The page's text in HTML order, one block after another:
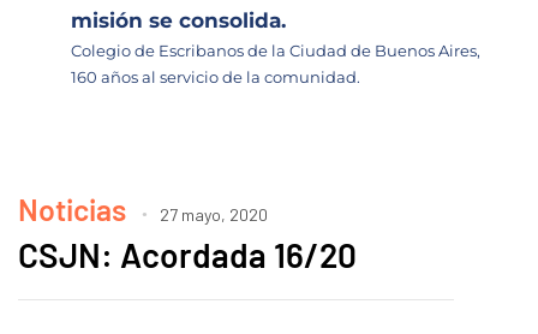
misión se consolida.
Colegio de Escribanos de la Ciudad de Buenos Aires,
160 años al servicio de la comunidad.
Noticias 27 mayo, 2020
CSJN: Acordada 16/20